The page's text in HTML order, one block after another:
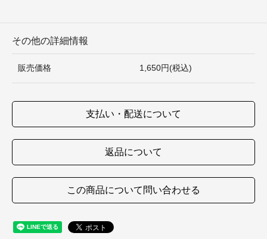
その他の詳細情報
販売価格 1,650円(税込)
支払い・配送について
返品について
この商品について問い合わせる